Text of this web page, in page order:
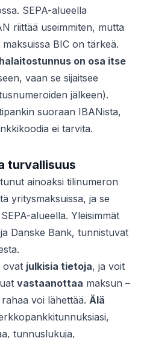
SEPA-alueella
riittää useimmiten, mutta
BIC on tärkeä.
on osa itse
vaan se sijaitsee
jälkeen).
suoraan IBANista,
ei tarvita.
turvallisuus
ainoaksi tilinumeron
yritysmaksuissa, ja se
alueella. Yleisimmät
Danske Bank, tunnistuvat
ovat julkisia tietoja, ja voit
vastaanottaa maksun –
voi lähettää. Älä
tunnuslukuja,